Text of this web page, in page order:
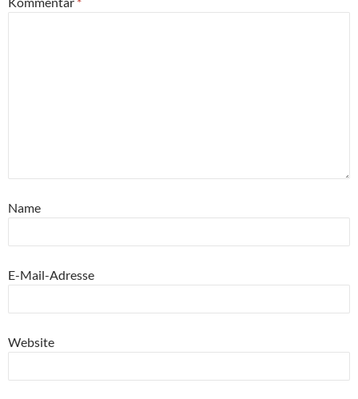
Name
E-Mail-Adresse
Website